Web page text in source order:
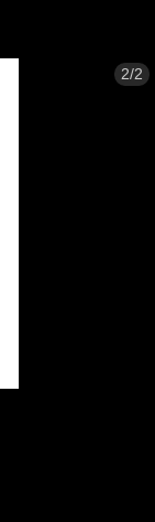
2/2